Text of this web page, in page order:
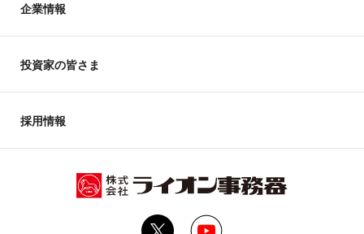
企業情報
投資家の皆さま
採用情報